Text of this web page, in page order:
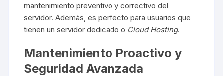
mantenimiento preventivo y correctivo del
servidor. Además, es perfecto para usuarios que
tienen un servidor dedicado o Cloud Hosting.
Mantenimiento Proactivo y
Seguridad Avanzada